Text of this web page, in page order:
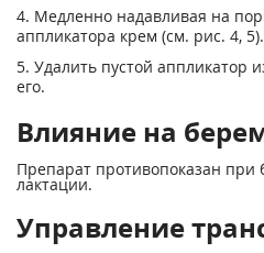
4. Медленно надавливая на
аппликатора крем (см. рис. 4, 5).
5. Удалить пустой аппликатор
его.
Влияние на
Препарат противопоказан
лактации.
Управление